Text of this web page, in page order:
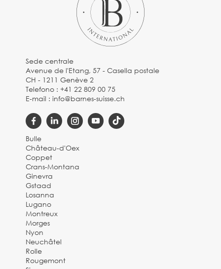
Sede centrale
Avenue de l'Etang, 57 - Casella postale
CH - 1211 Genève 2
Telefono :+41 22 809 00 75
E-mail :info@barnes-suisse.ch
Bulle
Château-d'Oex
Coppet
Crans-Montana
Ginevra
Gstaad
Losanna
Lugano
Montreux
Morges
Nyon
Neuchâtel
Rolle
Rougemont